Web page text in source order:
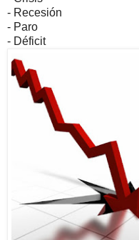
- Recesión
- Paro
- Déficit